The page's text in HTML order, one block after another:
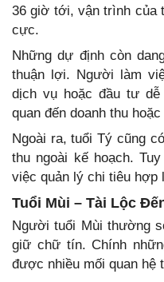
36 giờ tới, vận trình của
cực.
Những dự định còn
thuận lợi. Người làm
dịch vụ hoặc đầu tư
quan đến doanh thu
Ngoài ra, tuổi Tý cũng
thu ngoài kế hoạch.
việc quản lý chi tiêu hợp
Tuổi Mùi – Tài Lộc
Người tuổi Mùi thường
giữ chữ tín. Chính
được nhiều mối quan hệ